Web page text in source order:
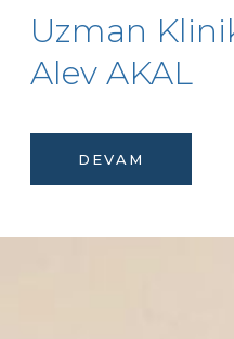
Uzman
Alev AKAL
DEVAM